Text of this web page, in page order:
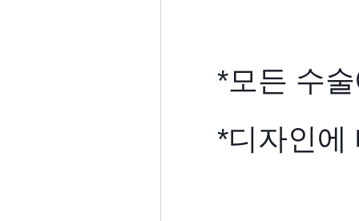
*모든 수
*디자인에